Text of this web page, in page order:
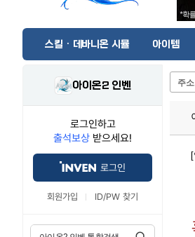
스킬 · 데바니온 시뮬 아이템
아이온2 인벤
로그인하고
출석보상 받으세요!
로그인
회원가입 ID/PW 찾기
주소